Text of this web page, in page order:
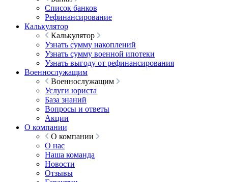
Список банков
Рефинансирование
Калькулятор
Калькулятор
Узнать сумму накоплений
Узнать сумму военной ипотеки
Узнать выгоду от рефинансирования
Военнослужащим
Военнослужащим
Услуги юриста
База знаний
Вопросы и ответы
Акции
О компании
О компании
О нас
Наша команда
Новости
Отзывы